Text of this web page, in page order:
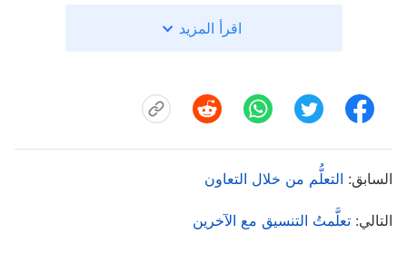
الغضب، ولم تعرف كيف تعمل معي. انفجرتُ غضبًا بمجرد
أن غضبي خانق لك، فماذا سيظنون بي؟" كلما فكرت في
بمظهر سيئ. صرتُ متحيزة ضدها وجلست هناك عابسة
في صمت لنهاية الاجتماع. بعد ذلك، لاحظتْ الأخت ليو أنني
بدوت متعكرة المزاج قليلًا، لذلك جاءت لي وقالت بهدوء:
اقرأ المزيد
السابق: التعلُّم من خلال التعاون
التالي: تعلَّمتُ التنسيق مع الآخرين